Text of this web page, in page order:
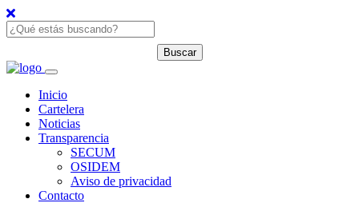
Inicio
Cartelera
Noticias
Transparencia
SECUM
OSIDEM
Aviso de privacidad
Contacto